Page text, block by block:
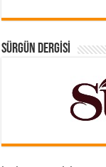
SÜRGÜN DERGISI